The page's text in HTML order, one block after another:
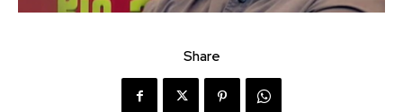
Share